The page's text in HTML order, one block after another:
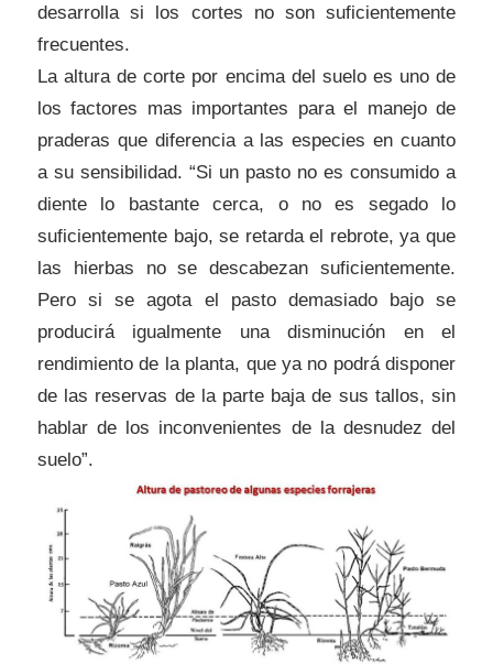
desarrolla si los cortes no son suficientemente
frecuentes.
La altura de corte por encima del suelo es uno de
los factores mas importantes para el manejo de
praderas que diferencia a las especies en cuanto
a su sensibilidad. “Si un pasto no es consumido a
diente lo bastante cerca, o no es segado lo
suficientemente bajo, se retarda el rebrote, ya que
las hierbas no se descabezan suficientemente.
Pero si se agota el pasto demasiado bajo se
producirá igualmente una disminución en el
rendimiento de la planta, que ya no podrá disponer
de las reservas de la parte baja de sus tallos, sin
hablar de los inconvenientes de la desnudez del
suelo”.